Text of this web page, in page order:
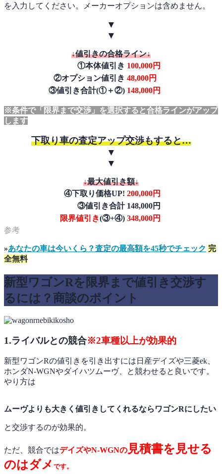
を入力してください。メーカーオプションは含めません。
▼
▼
↓値引きの合格ライン↓
①本体値引き 100,000円
②オプション値引き 48,000円
③値引き合計(①＋②) 148,000円
※条件で「限界まで交渉」を選択すると合格ラインがアップ
します
下取り車の査定アップ交渉もすると…
▼
▼
↓最大値引き額↓
④下取り価格UP! 200,000円
③値引き合計 148,000円
限界値引き(③+④) 348,000円
»あなたの車は今いくら？査定の最高額を45秒でチェック 完
全無料
新型ワゴンRを限界まで値引き交渉す
るには？商談のポイント
1.ライバルとの競合※2車種以上が効果的
新型ワゴンRの値引きを引き出すには日産デイズや三菱ek、
ホンダN-WGNやダイハツムーヴ、と競わせると良いです。
やり方は
ムーヴよりも大きく値引きしてくれるならワゴンRにしたい
と交渉するのが効果的。
ただ、競合ではデイズやN-WGNの見積書を見せる
のはダメ です。